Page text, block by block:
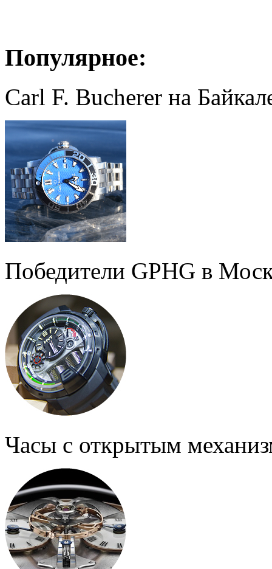
Популярное:
Carl F. Bucherer на
Победители GPHG в
Часы с открытым